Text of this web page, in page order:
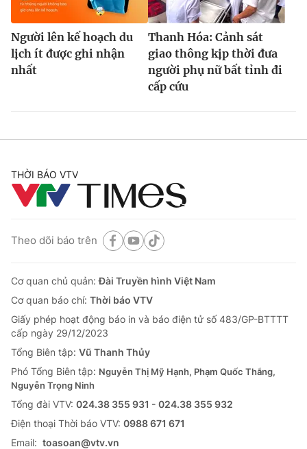
Người lên kế hoạch du
lịch ít được ghi nhận
nhất
Thanh Hóa: Cảnh sát
giao thông kịp thời đưa
người phụ nữ bất tỉnh đi
cấp cứu
THỜI BÁO VTV
Theo dõi báo trên
Cơ quan chủ quản:Đài Truyền hình Việt Nam
Cơ quan báo chí: Thời báo VTV
Giấy phép hoạt động báo in và báo điện tử số 483/GP-BTTTT
cấp ngày 29/12/2023
Tổng Biên tập: Vũ Thanh Thủy
Phó Tổng Biên tập: Nguyễn Thị Mỹ Hạnh, Phạm Quốc Thắng,
Nguyễn Trọng Ninh
Tổng đài VTV: 024.38 355 931 - 024.38 355 932
Ðiện thoại Thời báo VTV: 0988 671 671
Email: toasoan@vtv.vn